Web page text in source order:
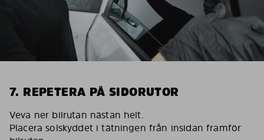
7. REPETERA PÅ SIDORUTOR
Veva ner bilrutan nästan helt.
Placera solskyddet i tätningen från insidan framför